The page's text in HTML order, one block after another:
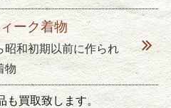
ーク着物
昭和初期以前に作られ
物
も買取致します。